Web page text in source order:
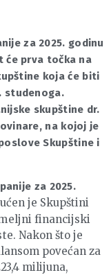
za 2025. godinu
će prva točka na
koja će biti
studenoga.
skupštine dr.
na kojoj je
Skupštine i
za 2025.
je Skupštini
financijski
Nakon što je
povećan za
milijuna,